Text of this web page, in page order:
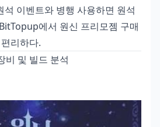
석 이벤트와 병행 사용하면 원석
에서 원신 프리모젬 구매
리하다.
비 및 빌드 분석